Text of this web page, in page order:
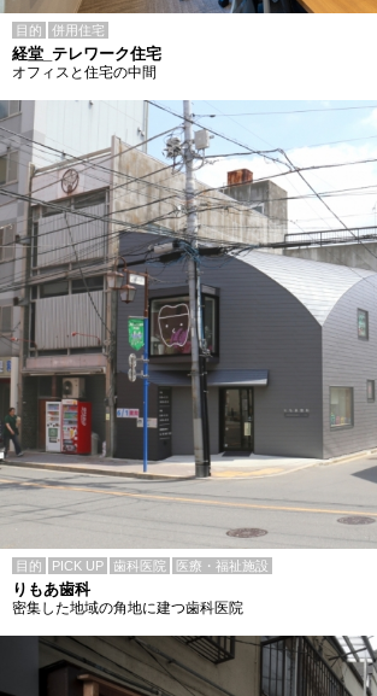
目的 併用住宅
経堂_テレワーク住宅
オフィスと住宅の中間
目的 PICK UP 歯科医院 医療・福祉施設
りもあ歯科
密集した地域の角地に建つ歯科医院